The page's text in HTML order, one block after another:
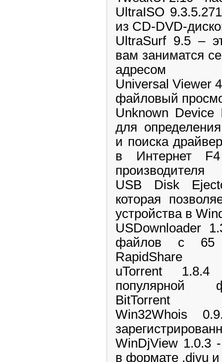
UltraISO
из CD-DVD-
UltraSurf 9.5 –
вам заниматся
адресом
Universal Viewer
файловый
Unknown Device
для
и поиска
в Интернет
производителя
USB Disk
которая
устройства в
USDownloader
файлов с 65
RapidShare
uTorrent
популярной
BitTorrent
Win32Whois
WinDjView 1.0.3
в формате .djvu и